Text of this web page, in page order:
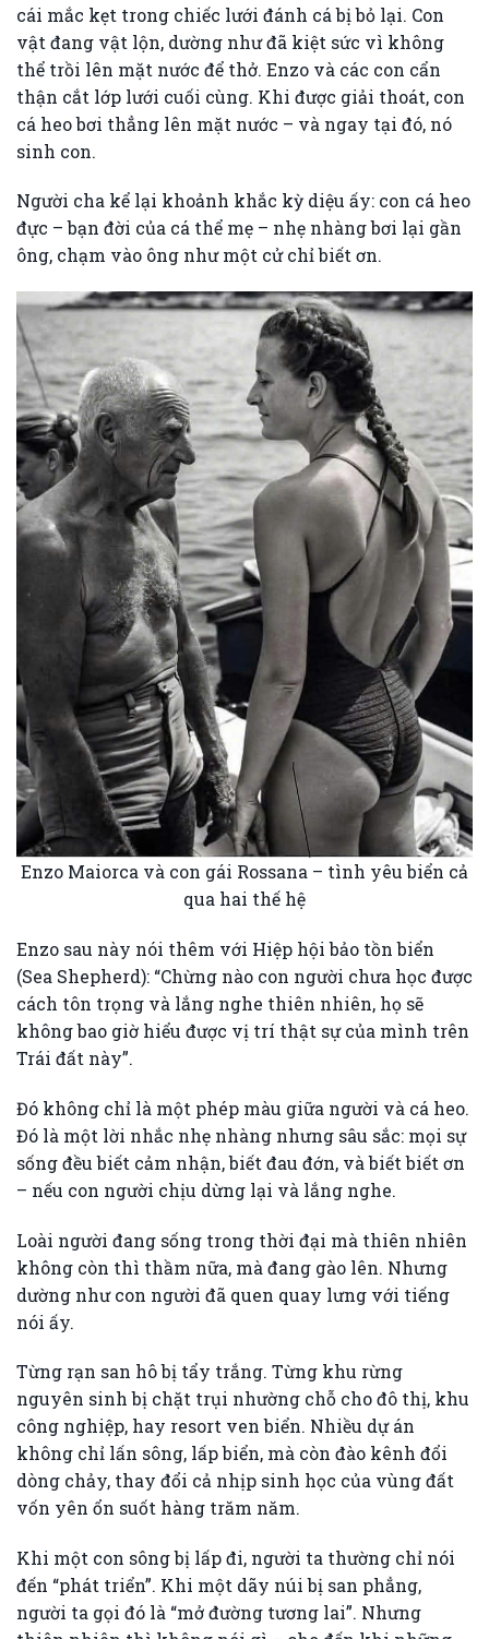
cái mắc kẹt trong chiếc lưới đánh cá bị bỏ lại. Con
vật đang vật lộn, dường như đã kiệt sức vì không
thể trồi lên mặt nước để thở. Enzo và các con cẩn
thận cắt lớp lưới cuối cùng. Khi được giải thoát, con
cá heo bơi thẳng lên mặt nước – và ngay tại đó, nó
sinh con.
Người cha kể lại khoảnh khắc kỳ diệu ấy: con cá heo
đực – bạn đời của cá thể mẹ – nhẹ nhàng bơi lại gần
ông, chạm vào ông như một cử chỉ biết ơn.
Enzo Maiorca và con gái Rossana – tình yêu biển cả
qua hai thế hệ
Enzo sau này nói thêm với Hiệp hội bảo tồn biển
(Sea Shepherd): “Chừng nào con người chưa học được
cách tôn trọng và lắng nghe thiên nhiên, họ sẽ
không bao giờ hiểu được vị trí thật sự của mình trên
Trái đất này”.
Đó không chỉ là một phép màu giữa người và cá heo.
Đó là một lời nhắc nhẹ nhàng nhưng sâu sắc: mọi sự
sống đều biết cảm nhận, biết đau đớn, và biết biết ơn
– nếu con người chịu dừng lại và lắng nghe.
Loài người đang sống trong thời đại mà thiên nhiên
không còn thì thầm nữa, mà đang gào lên. Nhưng
dường như con người đã quen quay lưng với tiếng
nói ấy.
Từng rạn san hô bị tẩy trắng. Từng khu rừng
nguyên sinh bị chặt trụi nhường chỗ cho đô thị, khu
công nghiệp, hay resort ven biển. Nhiều dự án
không chỉ lấn sông, lấp biển, mà còn đào kênh đổi
dòng chảy, thay đổi cả nhịp sinh học của vùng đất
vốn yên ổn suốt hàng trăm năm.
Khi một con sông bị lấp đi, người ta thường chỉ nói
đến “phát triển”. Khi một dãy núi bị san phẳng,
người ta gọi đó là “mở đường tương lai”. Nhưng